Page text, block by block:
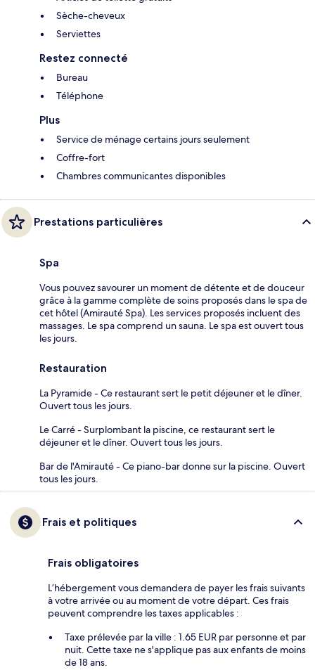
Sèche-cheveux
Serviettes
Restez connecté
Bureau
Téléphone
Plus
Service de ménage certains jours seulement
Coffre-fort
Chambres communicantes disponibles
Prestations particulières
Spa
Vous pouvez savourer un moment de détente et de douceur
grâce à la gamme complète de soins proposés dans le spa de
cet hôtel (Amirauté Spa). Les services proposés incluent des
massages. Le spa comprend un sauna. Le spa est ouvert tous
les jours.
Restauration
La Pyramide - Ce restaurant sert le petit déjeuner et le dîner.
Ouvert tous les jours.
Le Carré - Surplombant la piscine, ce restaurant sert le
déjeuner et le dîner. Ouvert tous les jours.
Bar de l'Amirauté - Ce piano-bar donne sur la piscine. Ouvert
tous les jours.
Frais et politiques
Frais obligatoires
L’hébergement vous demandera de payer les frais suivants
à votre arrivée ou au moment de votre départ. Ces frais
peuvent comprendre les taxes applicables :
Taxe prélevée par la ville : 1.65 EUR par personne et par
nuit. Cette taxe ne s'applique pas aux enfants de moins
de 18 ans.